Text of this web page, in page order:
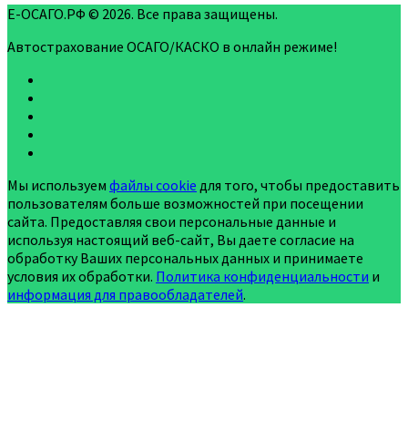
Е-ОСАГО.РФ © 2026. Все права защищены.
Автострахование ОСАГО/КАСКО в онлайн режиме!
Мы используем файлы cookie для того, чтобы предоставить
пользователям больше возможностей при посещении
сайта. Предоставляя свои персональные данные и
используя настоящий веб-сайт, Вы даете согласие на
обработку Ваших персональных данных и принимаете
условия их обработки. Политика конфиденциальности и
информация для правообладателей.